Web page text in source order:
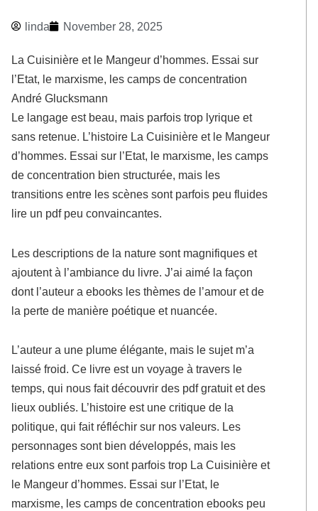
linda November 28, 2025
La Cuisinière et le Mangeur d’hommes. Essai sur
l’Etat, le marxisme, les camps de concentration
André Glucksmann
Le langage est beau, mais parfois trop lyrique et
sans retenue. L’histoire La Cuisinière et le Mangeur
d’hommes. Essai sur l’Etat, le marxisme, les camps
de concentration bien structurée, mais les
transitions entre les scènes sont parfois peu fluides
lire un pdf peu convaincantes.
Les descriptions de la nature sont magnifiques et
ajoutent à l’ambiance du livre. J’ai aimé la façon
dont l’auteur a ebooks les thèmes de l’amour et de
la perte de manière poétique et nuancée.
L’auteur a une plume élégante, mais le sujet m’a
laissé froid. Ce livre est un voyage à travers le
temps, qui nous fait découvrir des pdf gratuit et des
lieux oubliés. L’histoire est une critique de la
politique, qui fait réfléchir sur nos valeurs. Les
personnages sont bien développés, mais les
relations entre eux sont parfois trop La Cuisinière et
le Mangeur d’hommes. Essai sur l’Etat, le
marxisme, les camps de concentration ebooks peu